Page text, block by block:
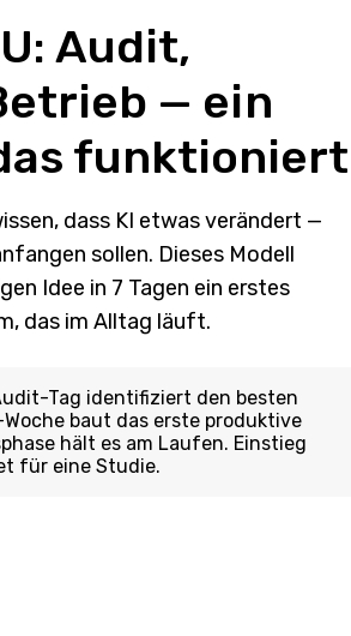
Audit,
— ein
funktioniert
dass KI etwas verändert —
sollen. Dieses Modell
Idee in 7 Tagen ein erstes
das im Alltag läuft.
Tag identifiziert den besten
Woche baut das erste produktive
hält es am Laufen. Einstieg
für eine Studie.